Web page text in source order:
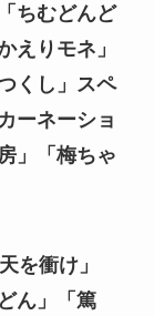
ちむどんど
えりモネ」
くし」スペ
ーネーショ
」「梅ちゃ
を衝け」
ん」「篤